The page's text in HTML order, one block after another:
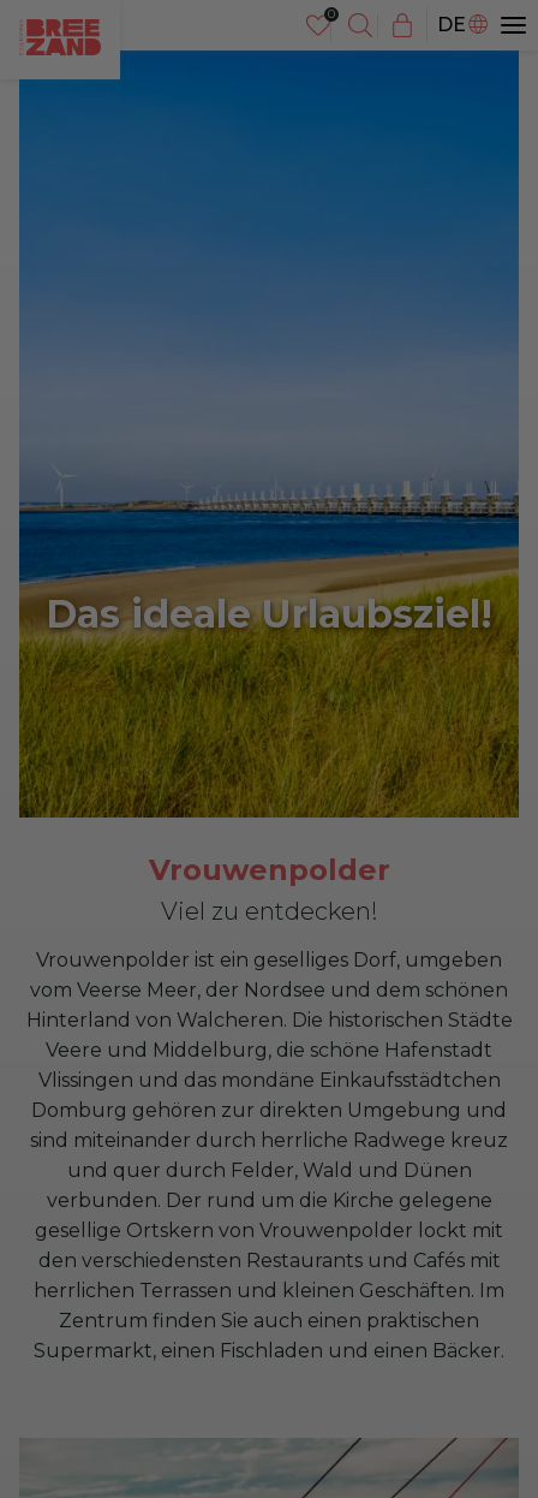
DE
NL
EN
Das ideale Urlaubsziel!
Vrouwenpolder
Viel zu entdecken!
Vrouwenpolder ist ein geselliges Dorf, umgeben
vom Veerse Meer, der Nordsee und dem schönen
Hinterland von Walcheren. Die historischen Städte
Veere und Middelburg, die schöne Hafenstadt
Vlissingen und das mondäne Einkaufsstädtchen
Domburg gehören zur direkten Umgebung und
sind miteinander durch herrliche Radwege kreuz
und quer durch Felder, Wald und Dünen
verbunden. Der rund um die Kirche gelegene
gesellige Ortskern von Vrouwenpolder lockt mit
den verschiedensten Restaurants und Cafés mit
herrlichen Terrassen und kleinen Geschäften. Im
Zentrum finden Sie auch einen praktischen
Supermarkt, einen Fischladen und einen Bäcker.